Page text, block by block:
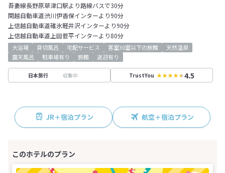
吾妻線長野原草津口駅より路線バスで30分
関越自動車道渋川伊香保インターより90分
上信越自動車道碓氷軽井沢インターより90分
上信越自動車道上田菅平インターより80分
大浴場 貸切風呂 宅配サービス 客室30室以下の旅館
天然温泉
露天風呂
駐車場有り 旅館 送迎有り
日本旅行 収集中 TrustYou 4.5
JR＋宿泊プラン 航空＋宿泊プラン